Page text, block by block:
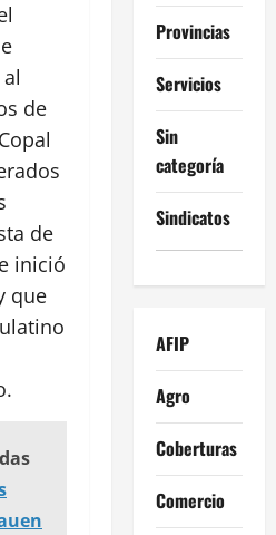
de
de
inició
que
Provincias
Servicios
Sin
categoría
Sindicatos
AFIP
Agro
Coberturas
Comercio